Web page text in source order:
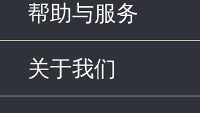
帮助与服务
关于我们